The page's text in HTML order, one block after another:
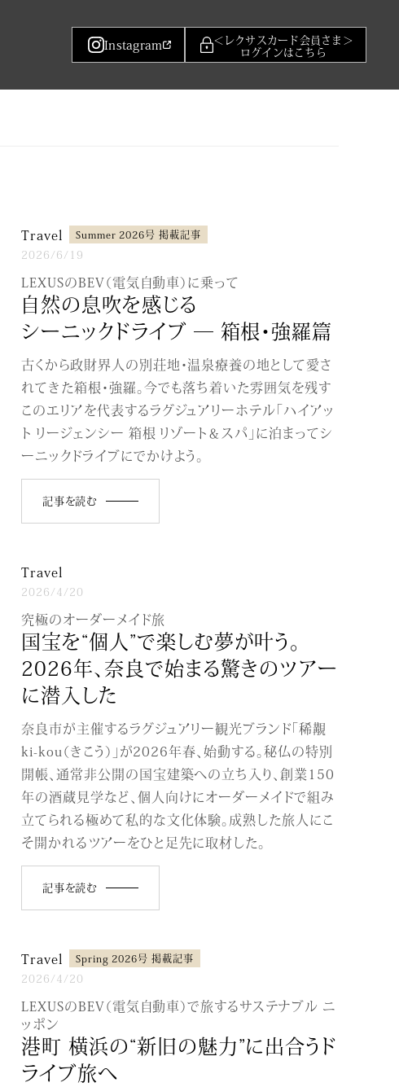
Instagram
＜レクサスカード会員さま＞
ログインはこちら
Travel Summer 2026号 掲載記事
2026/6/19
LEXUSのBEV（電気自動車）に乗って
自然の息吹を感じる
シーニックドライブ ─ 箱根･強羅篇
古くから政財界人の別荘地･温泉療養の地として愛さ
れてきた箱根･強羅。今でも落ち着いた雰囲気を残す
このエリアを代表するラグジュアリーホテル「ハイアッ
ト リージェンシー 箱根 リゾート＆スパ」に泊まってシ
ーニックドライブにでかけよう。
記事を読む
Travel
2026/4/20
究極のオーダーメイド旅
国宝を“個人”で楽しむ夢が叶う。
2026年、奈良で始まる驚きのツアー
に潜入した
奈良市が主催するラグジュアリー観光ブランド「稀覯
ki-kou（きこう）」が2026年春、始動する。秘仏の特別
開帳、通常非公開の国宝建築への立ち入り、創業150
年の酒蔵見学など、個人向けにオーダーメイドで組み
立てられる極めて私的な文化体験。成熟した旅人にこ
そ開かれるツアーをひと足先に取材した。
記事を読む
Travel Spring 2026号 掲載記事
2026/4/20
LEXUSのBEV（電気自動車）で旅するサステナブル ニ
ッポン
港町 横浜の“新旧の魅力”に出合うド
ライブ旅へ